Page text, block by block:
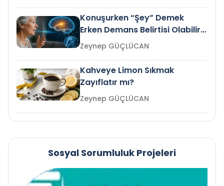
Konuşurken “Şey” Demek
Erken Demans Belirtisi Olabilir
mi?
Zeynep GÜÇLÜCAN
Kahveye Limon Sıkmak
Zayıflatır mı?
Zeynep GÜÇLÜCAN
Sosyal Sorumluluk Projeleri